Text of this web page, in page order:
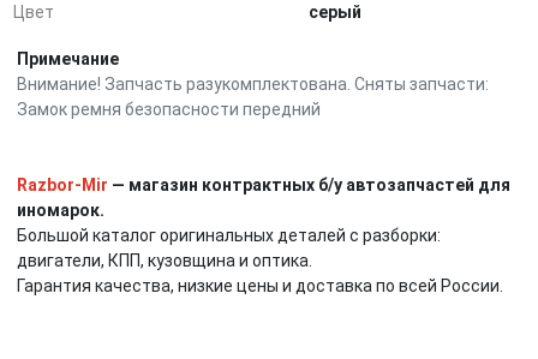
Цвет
серый
Примечание
Внимание! Запчасть разукомплектована. Сняты запчасти:
Замок ремня безопасности передний
Razbor-Mir — магазин контрактных б/у автозапчастей для
иномарок.
Большой каталог оригинальных деталей с разборки:
двигатели, КПП, кузовщина и оптика.
Гарантия качества, низкие цены и доставка по всей России.